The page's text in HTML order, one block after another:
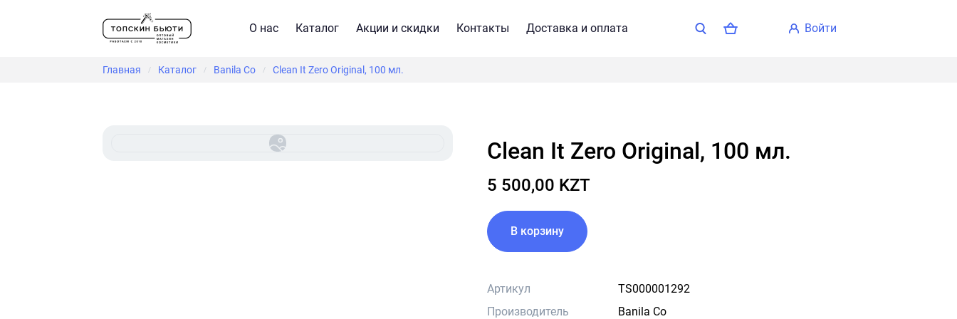
О нас Каталог Акции и скидки Контакты Доставка и оплата войти
Главная / Каталог / Banila Co / Clean It Zero Original, 100 мл.
Clean It Zero Original, 100 мл.
5 500,00 KZT
В корзину
Артикул
TS000001292
Производитель
Banila Co